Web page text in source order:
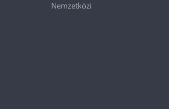
Nemzetközi